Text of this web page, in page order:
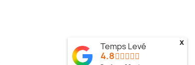
Temps Levé
4.8
x